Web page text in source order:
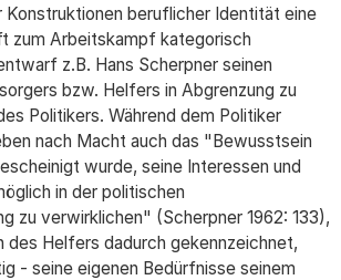
Konstruktionen beruflicher Identität eine
zum Arbeitskampf kategorisch
z.B. Hans Scherpner seinen
bzw. Helfers in Abgrenzung zu
Politikers. Während dem Politiker
nach Macht auch das "Bewusstsein
wurde, seine Interessen und
in der politischen
zu verwirklichen" (Scherpner 1962: 133),
des Helfers dadurch gekennzeichnet,
- seine eigenen Bedürfnisse seinem